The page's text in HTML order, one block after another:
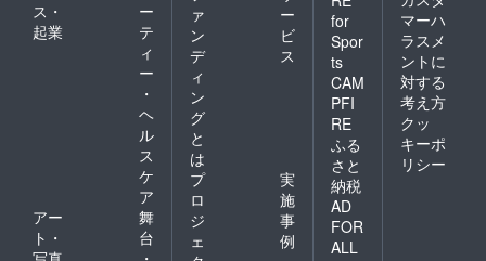
ス・
起業
ー
テ
ィ
ー
・
ヘ
ル
ス
ケ
ア
アー
ト・
舞
台
ァ
ン
デ
ィ
ン
グ
と
は
ー
ビ
ス
プ
ロ
ジ
ェ
実
施
事
例
for
Spor
ts
CAM
PFI
RE
ふる
さと
納税
AD
FOR
ALL
マーハ
ラスメ
ントに
対する
考え方
クッ
キーポ
リシー